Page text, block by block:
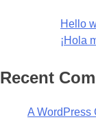
Hello
¡Hola
Recent
A WordPress